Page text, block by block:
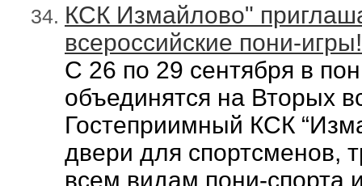
КСК Измайлово"
всероссийские пони-игры!
С 26 по 29 сентября в
объединятся на Вторых
Гостеприимный КСК
двери для спортсменов,
всем видам пони-спорта